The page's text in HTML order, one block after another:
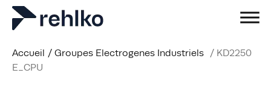
Accueil / Groupes Electrogenes Industriels / KD2250
E_CPU